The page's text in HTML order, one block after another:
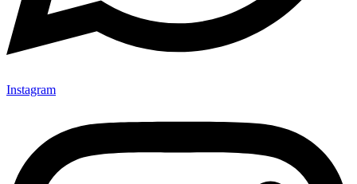
Instagram